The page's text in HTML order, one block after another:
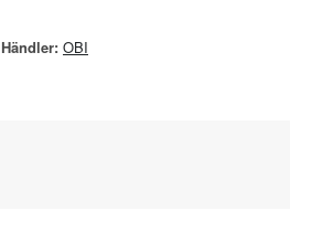
Händler: OBI